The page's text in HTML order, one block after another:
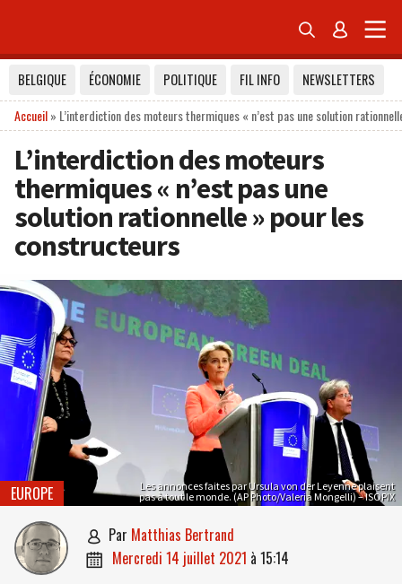
 
BELGIQUE ÉCONOMIE POLITIQUE FIL INFO
NEWSLETTERS
Accueil» L’interdiction des moteurs thermiques « n’est pas une solution
L’interdiction des moteurs
thermiques « n’est pas une
solution rationnelle » pour les
constructeurs
Les annonces faites par Ursula von der Leyenne plaisent
pas à tout le monde. (AP Photo/Valeria Mongelli) – ISOPIX
EUROPE
 par Matthias Bertrand
 mercredi 14 juillet 2021 à 15:14